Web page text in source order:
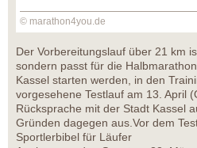
© marathon4you.de
Der Vorbereitungslauf über 21 km
sondern passt für die
Kassel starten werden, in den
vorgesehene Testlauf am 13. April
Rücksprache mit der Stadt Kassel
Gründen dagegen aus.Vor dem
Sportlerbibel für Läufer